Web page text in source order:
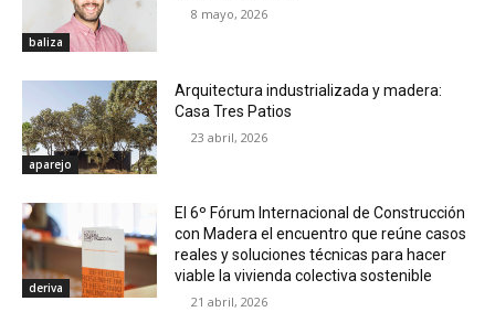
baliza
8 mayo, 2026
aparejo
Arquitectura industrializada y madera:
Casa Tres Patios
23 abril, 2026
deriva
El 6º Fórum Internacional de Construcción
con Madera el encuentro que reúne casos
reales y soluciones técnicas para hacer
viable la vivienda colectiva sostenible
21 abril, 2026